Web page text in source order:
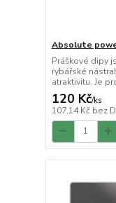
Absolute
Práškové dipy
rybářské
atraktivitu. Je
120 Kč/ks
107,14 Kč bez